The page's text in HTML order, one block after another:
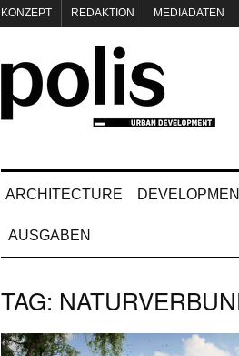
KONZEPT REDAKTION MEDIADATEN
ARCHITECTURE
AUSGABEN
TAG: